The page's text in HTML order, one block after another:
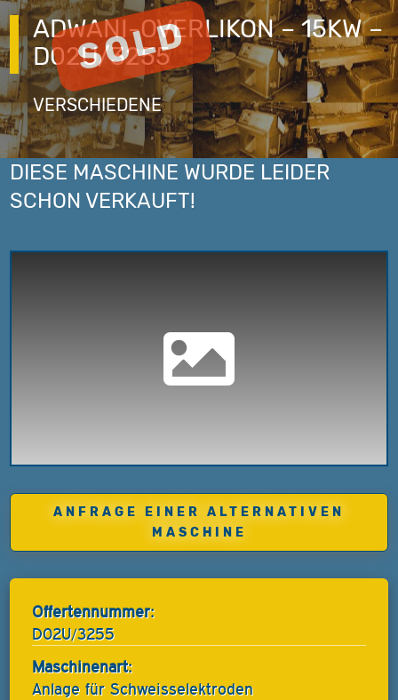
ADWANI-OVERLIKON – 15KW –
D02U/3255
VERSCHIEDENE
DIESE MASCHINE WURDE LEIDER
SCHON VERKAUFT!
ANFRAGE EINER ALTERNATIVEN
MASCHINE
Offertennummer:
D02U/3255
Maschinenart:
Anlage für Schweisselektroden